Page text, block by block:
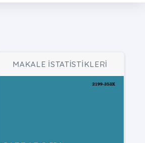
MAKALE İSTATİSTİKLERİ